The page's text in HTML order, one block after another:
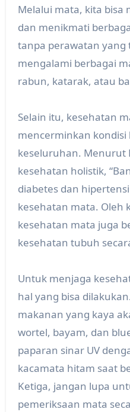
Melalui mata, kita bisa
dan menikmati
tanpa perawatan yang
mengalami berbagai
rabun, katarak, atau
Selain itu, kesehatan
mencerminkan kondisi
keseluruhan. Menurut
kesehatan holistik,
diabetes dan
kesehatan mata. Oleh
kesehatan mata juga
kesehatan tubuh
Untuk menjaga
hal yang bisa
makanan yang kaya
wortel, bayam, dan
paparan sinar UV
kacamata hitam saat
Ketiga, jangan lupa
pemeriksaan mata